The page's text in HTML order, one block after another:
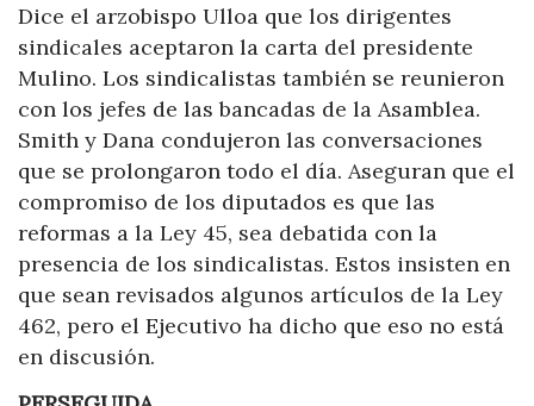
Dice el arzobispo Ulloa que los dirigentes
sindicales aceptaron la carta del presidente
Mulino. Los sindicalistas también se reunieron
con los jefes de las bancadas de la Asamblea.
Smith y Dana condujeron las conversaciones
que se prolongaron todo el día. Aseguran que el
compromiso de los diputados es que las
reformas a la Ley 45, sea debatida con la
presencia de los sindicalistas. Estos insisten en
que sean revisados algunos artículos de la Ley
462, pero el Ejecutivo ha dicho que eso no está
en discusión.